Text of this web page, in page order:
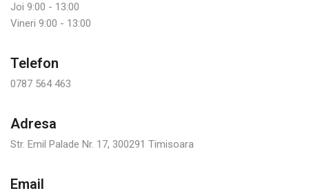
Joi 9:00 - 13:00
Vineri 9:00 - 13:00
Telefon
0787 564 463
Adresa
Str. Emil Palade Nr. 17, 300291 Timisoara
Email